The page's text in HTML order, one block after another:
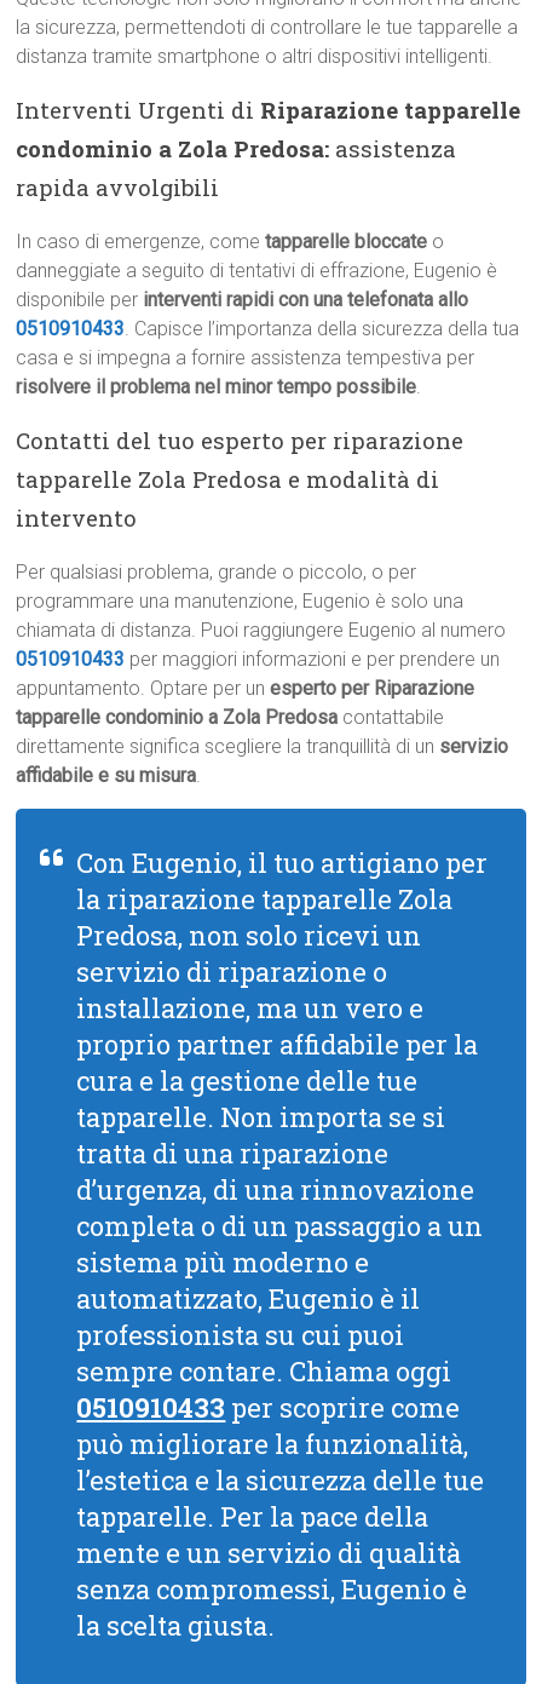
la sicurezza, permettendoti di controllare le tue tapparelle a
distanza tramite smartphone o altri dispositivi intelligenti.
Interventi Urgenti di Riparazione tapparelle
condominio a Zola Predosa: assistenza
rapida avvolgibili
In caso di emergenze, cometapparelle bloccate o
danneggiate a seguito di tentativi di effrazione, Eugenio è
disponibile per interventi rapidi con una telefonata allo
0510910433. Capisce l’importanza della sicurezza della tua
casa e si impegna a fornire assistenza tempestiva per
risolvere il problema nel minor tempo possibile.
Contatti del tuo esperto per riparazione
tapparelle Zola Predosa e modalità di
intervento
Per qualsiasi problema, grande o piccolo, o per
programmare una manutenzione, Eugenio è solo una
chiamata di distanza. Puoi raggiungere Eugenio al numero
0510910433 per maggiori informazioni e per prendere un
appuntamento. Optare per unesperto per Riparazione
tapparelle condominio a Zola Predosa contattabile
direttamente significa scegliere la tranquillità di un servizio
affidabile e su misura.
Con Eugenio, il tuo artigiano per
la riparazione tapparelle Zola
Predosa, non solo ricevi un
servizio di riparazione o
installazione, ma un vero e
proprio partner affidabile per la
cura e la gestione delle tue
tapparelle. Non importa se si
tratta di una riparazione
d’urgenza, di una rinnovazione
completa o di un passaggio a un
sistema più moderno e
automatizzato, Eugenio è il
professionista su cui puoi
sempre contare. Chiama oggi
0510910433 per scoprire come
può migliorare la funzionalità,
l’estetica e la sicurezza delle tue
tapparelle. Per la pace della
mente e un servizio di qualità
senza compromessi, Eugenio è
la scelta giusta.